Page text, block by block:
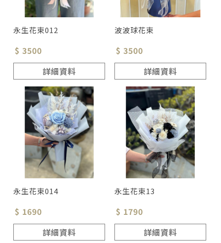
永生花束012
$ 3500
詳細資料
波波球花束
$ 3500
詳細資料
永生花束014
$ 1690
詳細資料
永生花束13
$ 1790
詳細資料